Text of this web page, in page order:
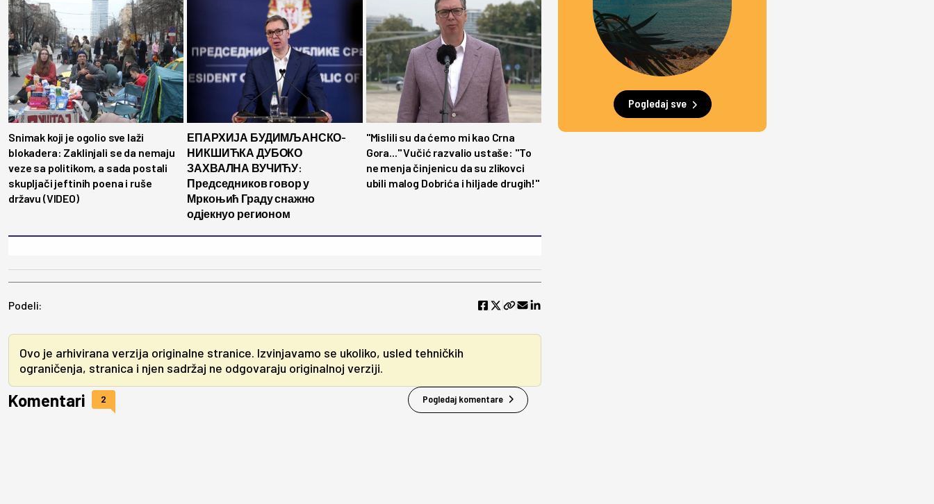
Snimak koji je ogolio sve laži
blokadera: Zaklinjali se da nemaju
veze sa politikom, a sada postali
skupljači jeftinih poena i ruše
državu (VIDEO)
ЕПАРХИЈА БУДИМЉАНСКО-
НИКШИЋКА ДУБОКО
ЗАХВАЛНА ВУЧИЋУ:
Председников говор у
Мркоњић Граду снажно
одјекнуо регионом
"Mislili su da ćemo mi kao Crna
Gora..." Vučić razvalio ustaše: "To
ne menja činjenicu da su zlikovci
ubili malog Dobrića i hiljade drugih!"
Podeli:
Ovo je arhivirana verzija originalne stranice. Izvinjavamo se ukoliko, usled tehničkih
ograničenja, stranica i njen sadržaj ne odgovaraju originalnoj verziji.
Komentari 2 Pogledaj komentare
Pogledaj sve